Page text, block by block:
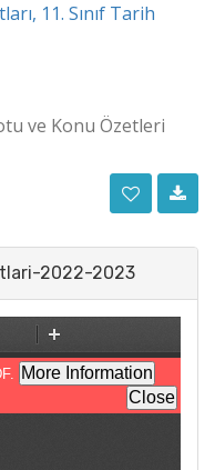
11. Sınıf Tarih
ve Konu Özetleri
2022-2023